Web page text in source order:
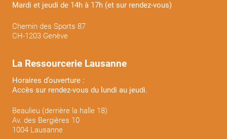
Mardi et jeudi de 14h à 17h (et sur rendez-vous)
Chemin des Sports 87
CH-1203 Genève
La Ressourcerie Lausanne
Horaires d’ouverture :
Accès sur rendez-vous du lundi au jeudi.
Beaulieu (derrière la halle 18)
Av. des Bergières 10
1004 Lausanne